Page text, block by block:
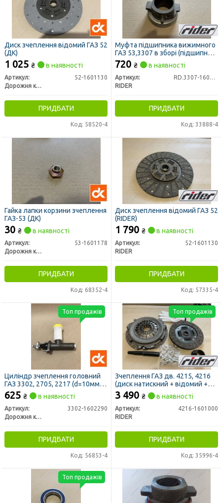
Диск зчеплення відомий ГАЗ 52
(ДК)
1 025 ₴ в наявності
Артикул:
52-1601130
Дорожня карта
ПРИДБАТИ
Код: 58520-4
Муфта підшипника вижимного
ГАЗ 53,3307 в зборі (підшипник
вир-во RIDER) RIDER
720 ₴ в наявності
Артикул:
RD.3307-1601180-02
RIDER
ПРИДБАТИ
Код: 33888-4
Гайка лапки корзини зчеплення
ГАЗ-53 (ДК)
30 ₴ в наявності
Артикул:
53-1601178
Дорожня карта
ПРИДБАТИ
Код: 68352-4
Диск зчеплення відомий ГАЗ 52
(RIDER)
1 790 ₴ в наявності
Артикул:
52-1601130
RIDER
ПРИДБАТИ
Код: 57335-4
Циліндр зчеплення головний
ГАЗ 3302, 2705, 2217 (d=10мм)
(ДК)
625 ₴ в наявності
Артикул:
3302-1602290
Дорожня карта
ПРИДБАТИ
Код: 56853-4
Топ продажів
Зчеплення ГАЗ дв. 4215, 4216
(диск натискний + відомий +
підшипник) (RIDER)
3 490 ₴ в наявності
Артикул:
4216-1601000
RIDER
ПРИДБАТИ
Код: 35996-4
Топ продажів
Топ продажів